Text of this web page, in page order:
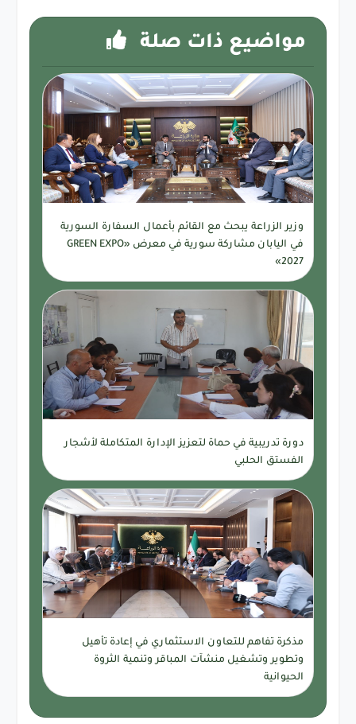
مواضيع ذات صلة
وزير الزراعة يبحث مع القائم بأعمال السفارة السورية
في اليابان مشاركة سورية في معرض «GREEN EXPO
2027»
دورة تدريبية في حماة لتعزيز الإدارة المتكاملة لأشجار
الفستق الحلبي
مذكرة تفاهم للتعاون الاستثماري في إعادة تأهيل
وتطوير وتشغيل منشآت المباقر وتنمية الثروة
الحيوانية